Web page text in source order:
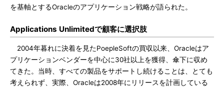
を基軸とするOracleのアプリケーション戦略が語られた。
Applications Unlimitedで顧客に選択肢
2004年暮れに決着を見たPoepleSoftの買収以来、Oracleはア
プリケーションベンダーを中心に30社以上を獲得、傘下に収め
てきた。当時、すべての製品をサポートし続けることは、とても
考えられず、実際、Oracleは2008年にリリースを計画している